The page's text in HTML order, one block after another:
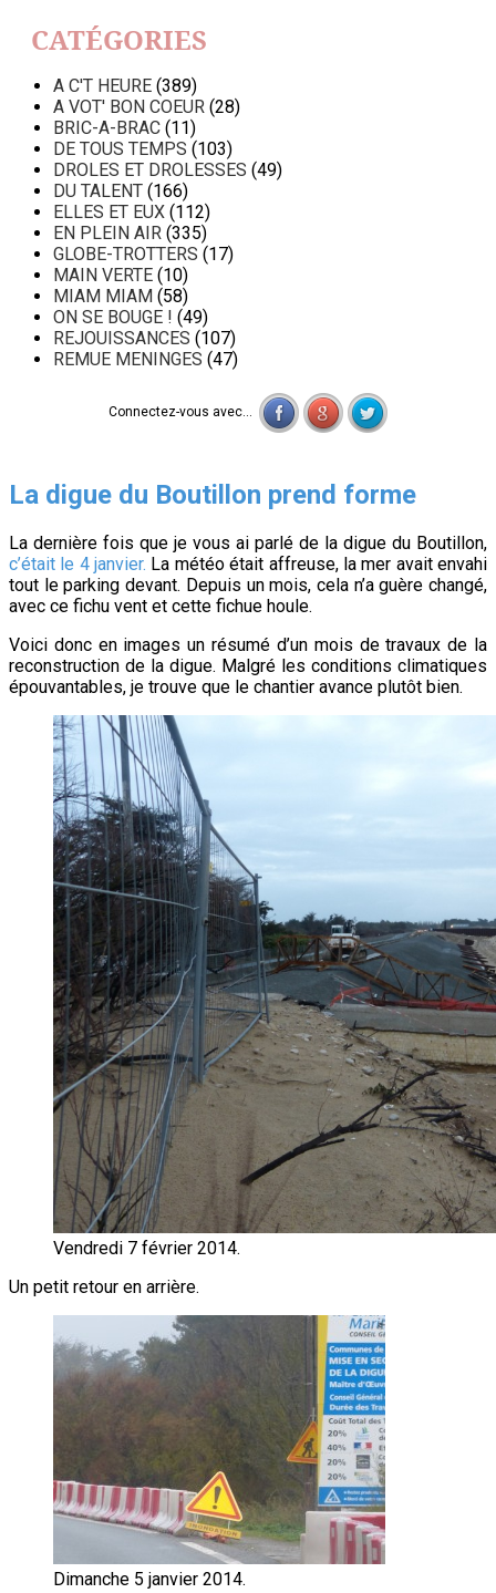
CATÉGORIES
A C'T HEURE (389)
A VOT' BON COEUR (28)
BRIC-A-BRAC (11)
DE TOUS TEMPS (103)
DROLES ET DROLESSES (49)
DU TALENT (166)
ELLES ET EUX (112)
EN PLEIN AIR (335)
GLOBE-TROTTERS (17)
MAIN VERTE (10)
MIAM MIAM (58)
ON SE BOUGE ! (49)
REJOUISSANCES (107)
REMUE MENINGES (47)
Connectez-vous avec...
La digue du Boutillon prend forme
La dernière fois que je vous ai parlé de la digue du Boutillon,
c’était le 4 janvier. La météo était affreuse, la mer avait envahi
tout le parking devant. Depuis un mois, cela n’a guère changé,
avec ce fichu vent et cette fichue houle.
Voici donc en images un résumé d’un mois de travaux de la
reconstruction de la digue. Malgré les conditions climatiques
épouvantables, je trouve que le chantier avance plutôt bien.
Vendredi 7 février 2014.
Un petit retour en arrière.
Dimanche 5 janvier 2014.